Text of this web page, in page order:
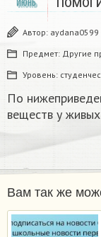
ИЮНЬ
Автор: aydana0599
Предмет: Другие
Уровень:
По
веществ у
Вам так же